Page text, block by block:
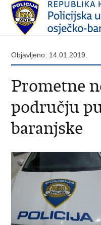
Objavljeno: 14.01.2019.
Prometne
području
baranjske